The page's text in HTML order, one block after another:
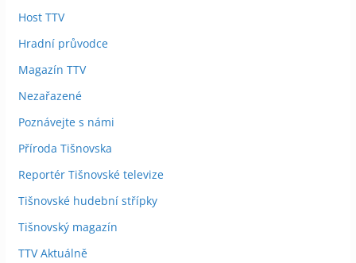
Host TTV
Hradní průvodce
Magazín TTV
Nezařazené
Poznávejte s námi
Příroda Tišnovska
Reportér Tišnovské televize
Tišnovské hudební střípky
Tišnovský magazín
TTV Aktuálně